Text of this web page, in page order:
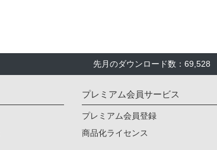
先月のダウンロード数：69,528
プレミアム会員サービス
プレミアム会員登録
商品化ライセンス